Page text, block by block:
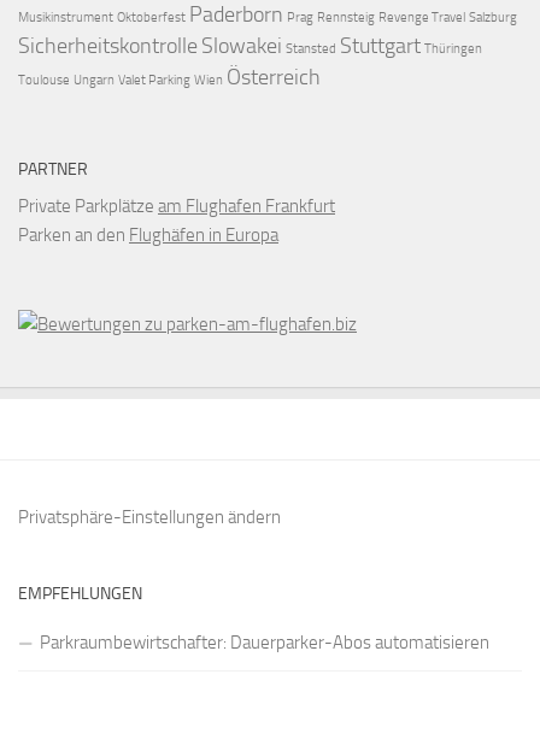
Musikinstrument Oktoberfest Paderborn Prag Rennsteig Revenge Travel Salzburg
Sicherheitskontrolle Slowakei Stansted Stuttgart Thüringen
Toulouse Ungarn Valet Parking Wien Österreich
PARTNER
Private Parkplätze am Flughafen Frankfurt
Parken an den Flughäfen in Europa
Privatsphäre-Einstellungen ändern
EMPFEHLUNGEN
Parkraumbewirtschafter: Dauerparker-Abos automatisieren